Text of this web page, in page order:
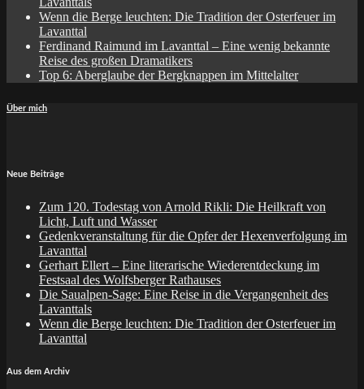
Wenn die Berge leuchten: Die Tradition der Osterfeuer im
Lavanttal
Ferdinand Raimund im Lavanttal – Eine wenig bekannte
Reise des großen Dramatikers
Top 6: Aberglaube der Bergknappen im Mittelalter
Über mich
Neue Beiträge
Zum 120. Todestag von Arnold Rikli: Die Heilkraft von
Licht, Luft und Wasser
Gedenkveranstaltung für die Opfer der Hexenverfolgung im
Lavanttal
Gerhart Ellert – Eine literarische Wiederentdeckung im
Festsaal des Wolfsberger Rathauses
Die Saualpen-Sage: Eine Reise in die Vergangenheit des
Lavanttals
Wenn die Berge leuchten: Die Tradition der Osterfeuer im
Lavanttal
Aus dem Archiv